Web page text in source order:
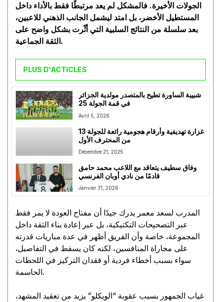
الجولات الأخيرة. فالمشكل لم يعد مرتبطًا فقط بالأداء داخل
المستطيل الأخضر، بل امتد ليشمل الجانب الذهني للاعبين،
بعد سلسلة من النتائج السلبية التي أثّرت بشكل واضح على
الثقة الجماعية.
PLUS D'ACTICLES
شبيبة الساورة تطيح بالمتصدر مولدية الجزائر
في قمة الجولة 25
Avril 5, 2026
غزارة تهديفية وأرقام هجومية رائعة للجولة 13
من المحترف الأول
Décembre 21, 2025
وفاق سطيف يتعاقد مع اللاعب محمد حامق
قادمًا من نادي أوبان الفرنسي
Janvier 31, 2026
المدرب لسعد معمر يدرك جيدًا أن مفتاح العودة لا يمر فقط
عبر التصحيحات التكتيكية، بل عبر إعادة بناء الثقة داخل
المجموعة، خاصة وأن الفريق أظهر في عدة مباريات قدرته
على مجاراة المنافسين، لكنه كان يسقط في التفاصيل،
سواء بسبب أخطاء فردية أو فقدان التركيز في اللحظات
الحاسمة.
غياب الجمهور بسبب عقوبة “الويكلو” يزيد من تعقيد المشهد،